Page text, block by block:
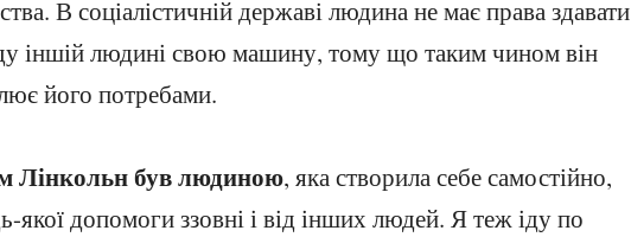
В соціалістичній державі людина не має права здавати
іншій людині свою машину, тому що таким чином він
його потребами.
Лінкольн був людиною, яка створила себе самостійно,
якої допомоги ззовні і від інших людей. Я теж іду по